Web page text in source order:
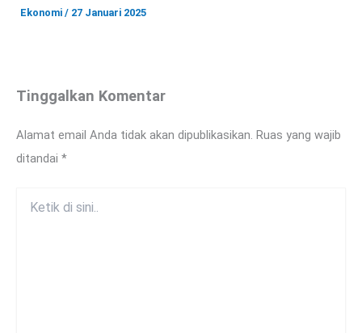
Ekonomi / 27 Januari 2025
Tinggalkan Komentar
Alamat email Anda tidak akan dipublikasikan. Ruas yang wajib
ditandai *